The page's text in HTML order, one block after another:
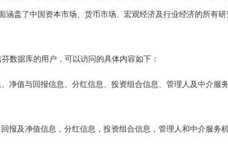
盖了中国资本市场、货币市场、宏观经济及行业经济的所有
据库的用户，可以访问的具体内容如下：
值与回报信息、分红信息、投资组合信息、管理人及中介服务
及净值信息，分红信息，投资组合信息，管理人和中介服务机